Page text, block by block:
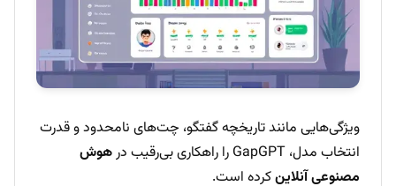
ویژگی‌هایی مانند تاریخچه گفتگو، چت‌های نامحدود و قدرت
انتخاب مدل، GapGPT را راهکاری بی‌رقیب در
هوش
مصنوعی آنلاینکرده است.